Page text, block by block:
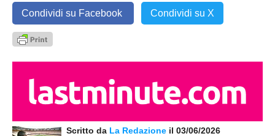
Condividi su Facebook Condividi su X
Scritto da La Redazione il 03/06/2026